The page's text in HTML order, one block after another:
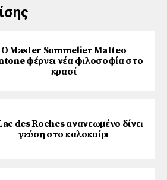
Ο Master Sommelier Matteo
φέρνει νέα φιλοσοφία στο
κρασί
des Roches ανανεωμένο δίνει
γεύση στο καλοκαίρι